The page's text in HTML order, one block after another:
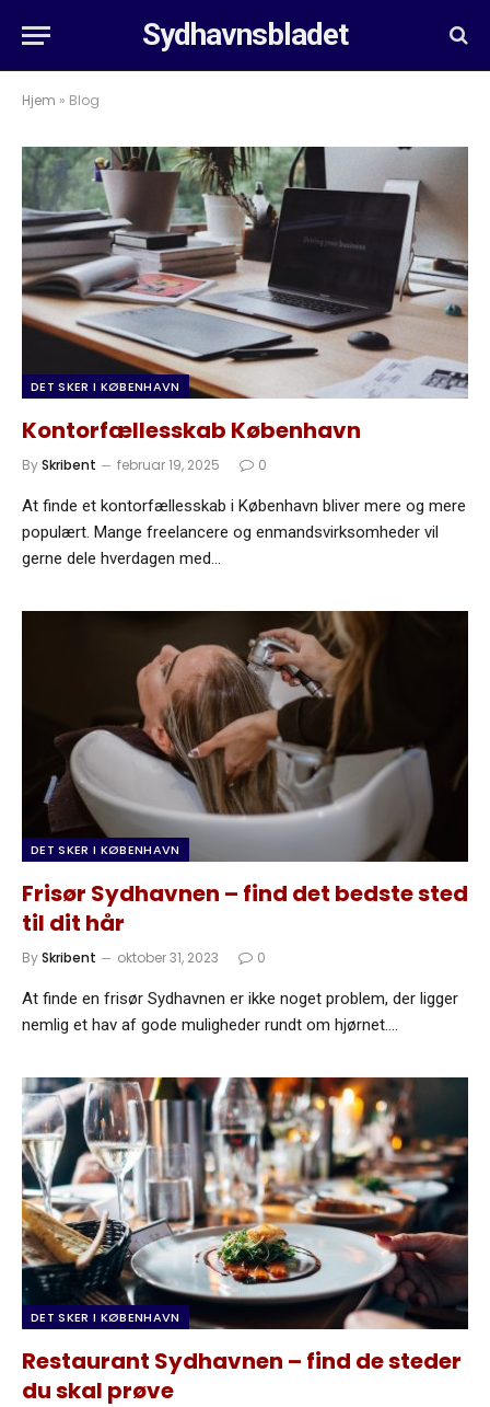
Sydhavnsbladet
Hjem » Blog
DET SKER I KØBENHAVN
Kontorfællesskab København
BySkribent februar 19, 2025 0
At finde et kontorfællesskab i København bliver mere og mere
populært. Mange freelancere og enmandsvirksomheder vil
gerne dele hverdagen med…
DET SKER I KØBENHAVN
Frisør Sydhavnen – find det bedste sted
til dit hår
BySkribent oktober 31, 2023 0
At finde en frisør Sydhavnen er ikke noget problem, der ligger
nemlig et hav af gode muligheder rundt om hjørnet.…
DET SKER I KØBENHAVN
Restaurant Sydhavnen – find de steder
du skal prøve